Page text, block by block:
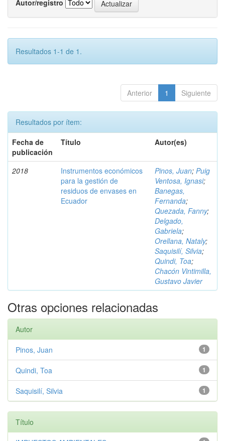
Autor/registro
Resultados 1-1 de 1.
Anterior 1 Siguiente
Resultados por ítem:
Fecha de
publicación
Título Autor(es)
2018
Instrumentos económicos
para la gestión de
residuos de envases en
Ecuador
Pinos, Juan; Puig
Ventosa, Ignasi;
Banegas,
Fernanda;
Quezada, Fanny;
Delgado,
Gabriela;
Orellana, Nataly;
Saquisilí, Silvia;
Quindi, Toa;
Chacón Vintimilla,
Gustavo Javier
Otras opciones relacionadas
Autor
1
Pinos, Juan
1
Quindi, Toa
1
Saquisilí, Silvia
Título